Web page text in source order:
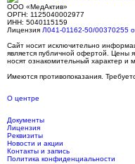
ООО «МедАктив»
ОРГН: 1125040002977
ИНН: 5040115159
Лицензия Л041-01162-50/00370255
Сайт носит исключительно
является публичной офертой. Цены
носят ознакомительный характер и
Имеются противопоказания.
О центре
Документы
Лицензия
Реквизиты
Новости и акции
Контакты и запись
Политика конфиденциальности